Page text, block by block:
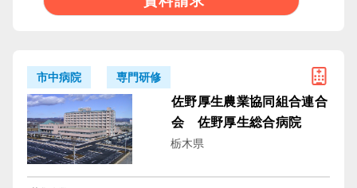
市中病院 専門研修
佐野厚生農業協同組合連合
会 佐野厚生総合病院
栃木県